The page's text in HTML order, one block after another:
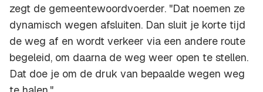
zegt de gemeentewoordvoerder. "Dat noemen ze
dynamisch wegen afsluiten. Dan sluit je korte tijd
de weg af en wordt verkeer via een andere route
begeleid, om daarna de weg weer open te stellen.
Dat doe je om de druk van bepaalde wegen weg